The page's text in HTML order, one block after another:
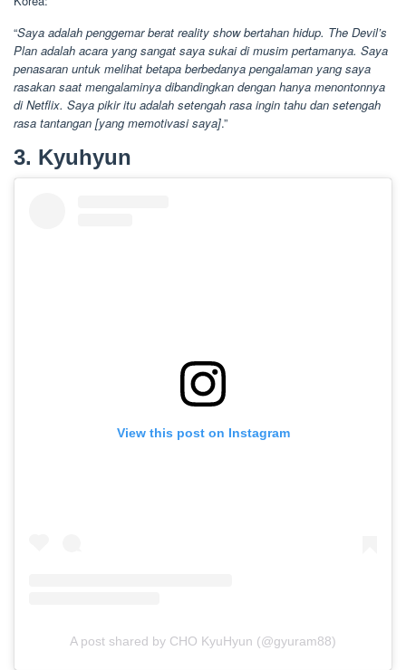
“Saya adalah penggemar berat reality show bertahan hidup. The Devil’s
Plan adalah acara yang sangat saya sukai di musim pertamanya. Saya
penasaran untuk melihat betapa berbedanya pengalaman yang saya
rasakan saat mengalaminya dibandingkan dengan hanya menontonnya
di Netflix. Saya pikir itu adalah setengah rasa ingin tahu dan setengah
rasa tantangan [yang memotivasi saya].”
3. Kyuhyun
View this post on Instagram
A post shared by CHO KyuHyun (@gyuram88)